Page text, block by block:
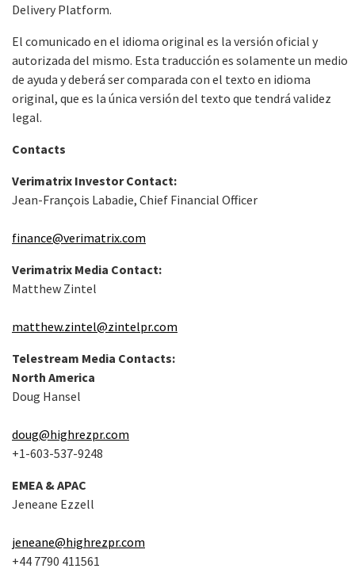
Delivery Platform.
El comunicado en el idioma original es la versión oficial y
autorizada del mismo. Esta traducción es solamente un medio
de ayuda y deberá ser comparada con el texto en idioma
original, que es la única versión del texto que tendrá validez
legal.
Contacts
Verimatrix Investor Contact:
Jean-François Labadie, Chief Financial Officer
finance@verimatrix.com
Verimatrix Media Contact:
Matthew Zintel
matthew.zintel@zintelpr.com
Telestream Media Contacts:
North America
Doug Hansel
doug@highrezpr.com
+1-603-537-9248
EMEA & APAC
Jeneane Ezzell
jeneane@highrezpr.com
+44 7790 411561